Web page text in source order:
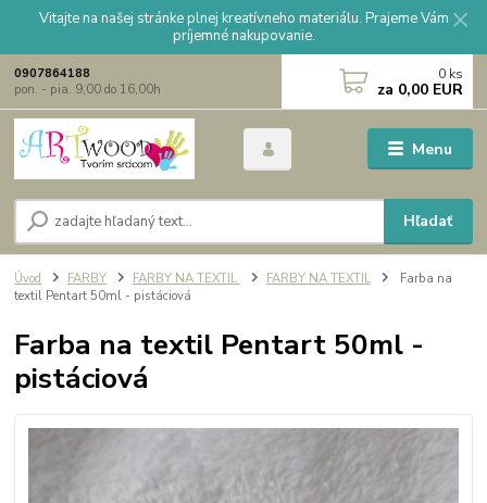
Vitajte na našej stránke plnej kreatívneho materiálu. Prajeme Vám
príjemné nakupovanie.
Menu
Hľadať
0907864188
pon. - pia. 9,00 do 16,00h
0 ks
za 0,00 EUR
Úvod FARBY FARBY NA TEXTIL FARBY NA TEXTIL
Farba na
textil Pentart 50ml - pistáciová
Farba na textil Pentart 50ml -
pistáciová